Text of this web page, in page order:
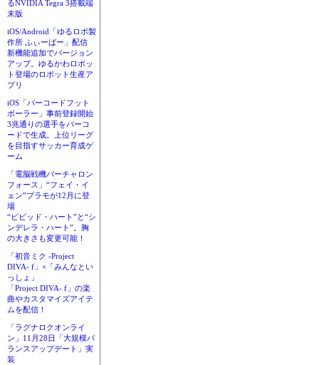
るNVIDIA Tegra 3搭載端
末版
iOS/Android「ゆるロボ製
作所 ふぃーばー」配信
新機能追加でバージョン
アップ。ゆるかわロボッ
ト登場のロボット生産ア
プリ
iOS「バーコードフット
ボーラー」事前登録開始
3兆通りの選手をバーコ
ードで生成。上位リーグ
を目指すサッカー育成ゲ
ーム
「電脳戦機バーチャロン
フォース」“フェイ・イ
ェン”プラモが12月に登
場
“ビビッド・ハート”と“シ
ンデレラ・ハート”。胸
の大きさも変更可能！
「初音ミク -Project
DIVA- f」×「みんなとい
っしょ」
「Project DIVA- f」の楽
曲やカスタマイズアイテ
ムを配信！
「ラグナロクオンライ
ン」11月28日「大規模バ
ランスアップデート」実
装